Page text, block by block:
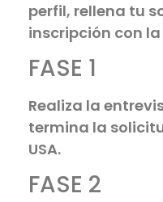
perfil, rellena tu
inscripción con
FASE 1
Realiza la
termina la
USA.
FASE 2